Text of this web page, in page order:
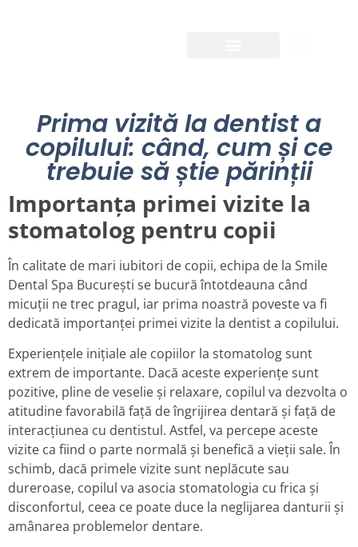
Prima vizită la dentist a
copilului: când, cum și ce
trebuie să știe părinții
Importanța primei vizite la
stomatolog pentru copii
În calitate de mari iubitori de copii, echipa de la Smile
Dental Spa București se bucură întotdeauna când
micuții ne trec pragul, iar prima noastră poveste va fi
dedicată importanței primei vizite la dentist a copilului.
Experiențele inițiale ale copiilor la stomatolog sunt
extrem de importante. Dacă aceste experiențe sunt
pozitive, pline de veselie și relaxare, copilul va dezvolta o
atitudine favorabilă față de îngrijirea dentară și față de
interacțiunea cu dentistul. Astfel, va percepe aceste
vizite ca fiind o parte normală și benefică a vieții sale. În
schimb, dacă primele vizite sunt neplăcute sau
dureroase, copilul va asocia stomatologia cu frica și
disconfortul, ceea ce poate duce la neglijarea danturii și
amânarea problemelor dentare.